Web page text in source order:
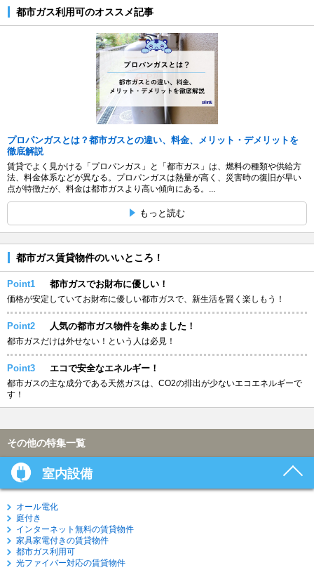
都市ガス利用可のオススメ記事
プロパンガスとは？都市ガスとの違い、料金、メリット・デメリットを
徹底解説
賃貸でよく見かける「プロパンガス」と「都市ガス」は、燃料の種類や供給方
法、料金体系などが異なる。プロパンガスは熱量が高く、災害時の復旧が早い
点が特徴だが、料金は都市ガスより高い傾向にある。...
もっと読む
都市ガス賃貸物件のいいところ！
Point1 都市ガスでお財布に優しい！
価格が安定していてお財布に優しい都市ガスで、新生活を賢く楽しもう！
Point2 人気の都市ガス物件を集めました！
都市ガスだけは外せない！という人は必見！
Point3 エコで安全なエネルギー！
都市ガスの主な成分である天然ガスは、CO2の排出が少ないエコエネルギーで
す！
その他の特集一覧
室内設備
オール電化
庭付き
インターネット無料の賃貸物件
家具家電付きの賃貸物件
都市ガス利用可
光ファイバー対応の賃貸物件